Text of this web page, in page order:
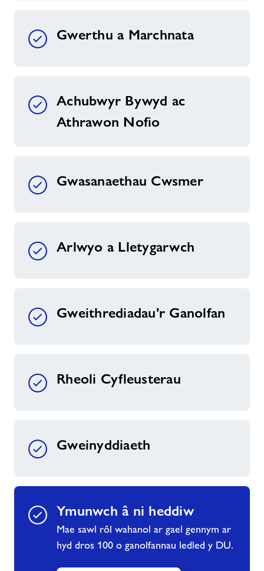
Gwerthu a Marchnata
Achubwyr Bywyd ac
Athrawon Nofio
Gwasanaethau Cwsmer
Arlwyo a Lletygarwch
Gweithrediadau'r Ganolfan
Rheoli Cyfleusterau
Gweinyddiaeth
Ymunwch â ni heddiw
Mae sawl rôl wahanol ar gael gennym ar
hyd dros 100 o ganolfannau ledled y DU.